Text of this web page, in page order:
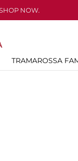
NOW.
TRAMAROSSA